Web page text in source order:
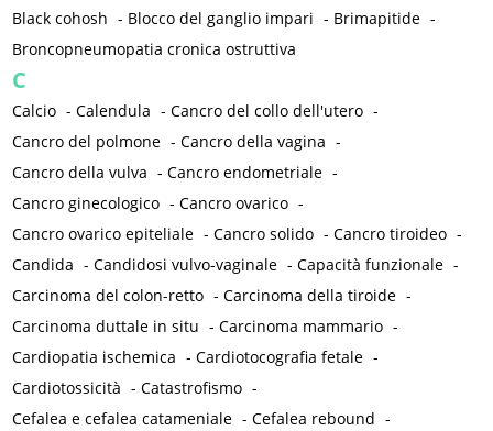
Black cohosh - Blocco del ganglio impari - Brimapitide -
Broncopneumopatia cronica ostruttiva
C
Calcio -Calendula -Cancro del collo dell'utero -
Cancro del polmone -Cancro della vagina -
Cancro della vulva -Cancro endometriale -
Cancro ginecologico -Cancro ovarico -
Cancro ovarico epiteliale -Cancro solido -Cancro tiroideo -
Candida -Candidosi vulvo-vaginale -Capacità funzionale -
Carcinoma del colon-retto -Carcinoma della tiroide -
Carcinoma duttale in situ -Carcinoma mammario -
Cardiopatia ischemica -Cardiotocografia fetale -
Cardiotossicità -Catastrofismo -
Cefalea e cefalea catameniale -Cefalea rebound -